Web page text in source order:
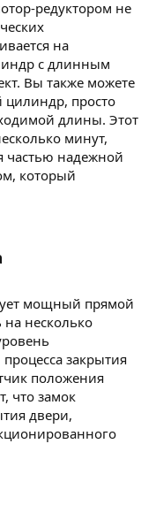
редуктором не
на
с длинным
Вы также можете
цилиндр, просто
длины. Этот
минут,
частью надежной
который
мощный прямой
несколько
закрытия
положения
что замок
двери,